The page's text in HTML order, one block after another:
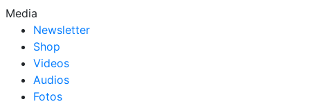
Media
Newsletter
Shop
Videos
Audios
Fotos